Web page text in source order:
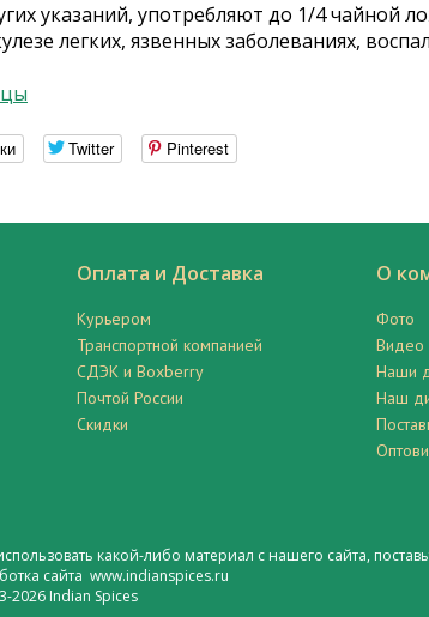
указаний, употребляют до 1/4 чайной
легких, язвенных заболеваниях,
Twitter Pinterest
Оплата и Доставка
Курьером
Транспортной компанией
СДЭК и Boxberry
Почтой России
Скидки
О
Фото
Видео
Наши
Наш
какой-либо материал с нашего сайта,
сайта www.indianspices.ru
2026 Indian Spices